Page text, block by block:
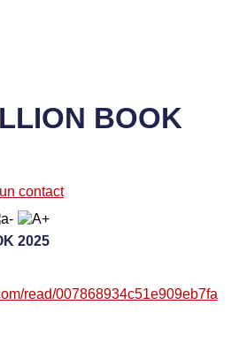
BOOK
2025
read/007868934c51e909eb7fa